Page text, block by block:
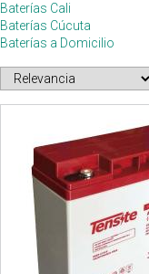
Baterías Cali
Baterías Cúcuta
Baterías a Domicilio